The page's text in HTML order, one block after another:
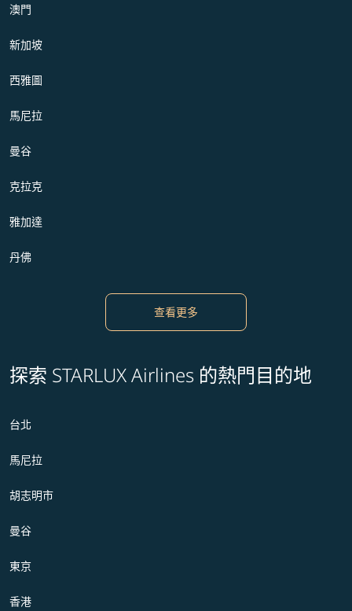
澳門
新加坡
西雅圖
馬尼拉
曼谷
克拉克
雅加達
丹佛
查看更多
探索 STARLUX Airlines 的熱門目的地
台北
馬尼拉
胡志明市
曼谷
東京
香港